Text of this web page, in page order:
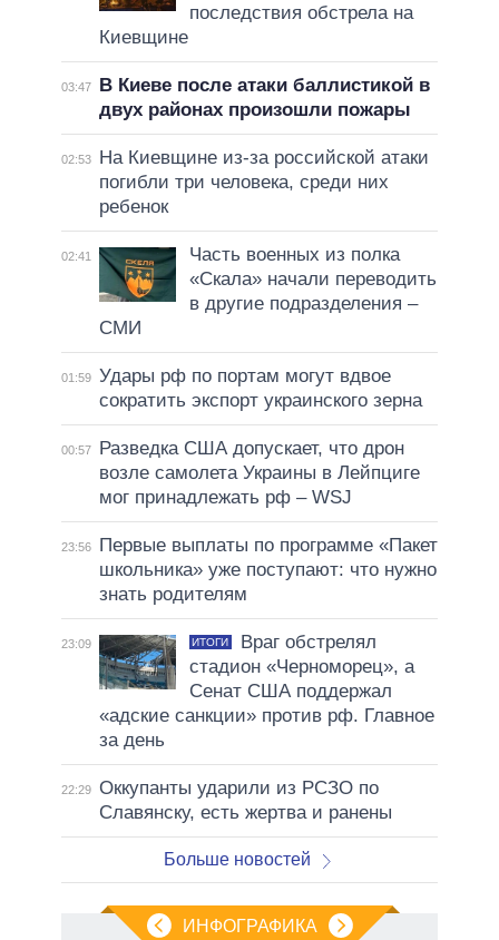
последствия обстрела на
Киевщине
03:47
В Киеве после атаки баллистикой в
двух районах произошли пожары
02:53
На Киевщине из-за российской атаки
погибли три человека, среди них
ребенок
02:41
Часть военных из полка
«Скала» начали переводить
в другие подразделения –
СМИ
01:59 Удары рф по портам могут вдвое
сократить экспорт украинского зерна
00:57
Разведка США допускает, что дрон
возле самолета Украины в Лейпциге
мог принадлежать рф – WSJ
23:56
Первые выплаты по программе «Пакет
школьника» уже поступают: что нужно
знать родителям
23:09 ИТОГИ
Враг обстрелял
стадион «Черноморец», а
Сенат США поддержал
«адские санкции» против рф. Главное
за день
22:29 Оккупанты ударили из РСЗО по
Славянску, есть жертва и ранены
Больше новостей
ИНФОГРАФИКА